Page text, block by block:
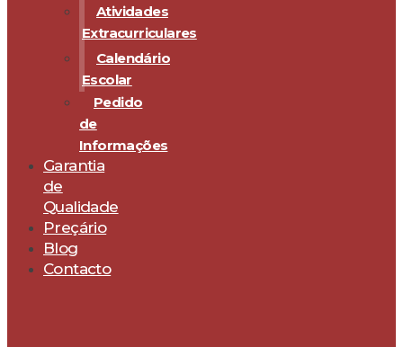
Atividades
Extracurriculares
Calendário
Escolar
Pedido
de
Informações
Garantia
de
Qualidade
Preçário
Blog
Contacto